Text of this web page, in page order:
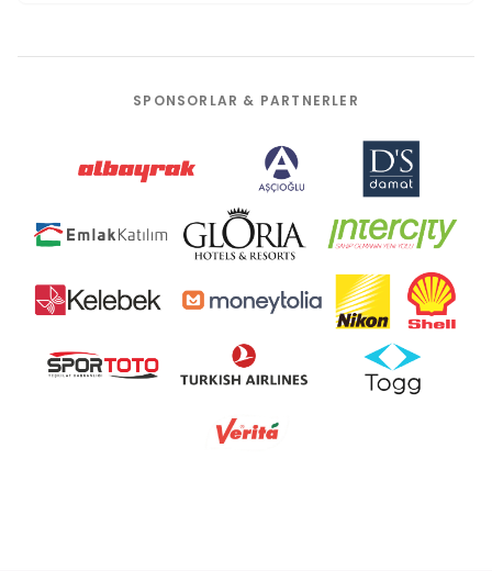
SPONSORLAR & PARTNERLER